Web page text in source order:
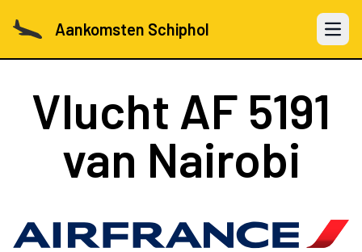
Aankomsten Schiphol Open
Vlucht AF 5191
van Nairobi